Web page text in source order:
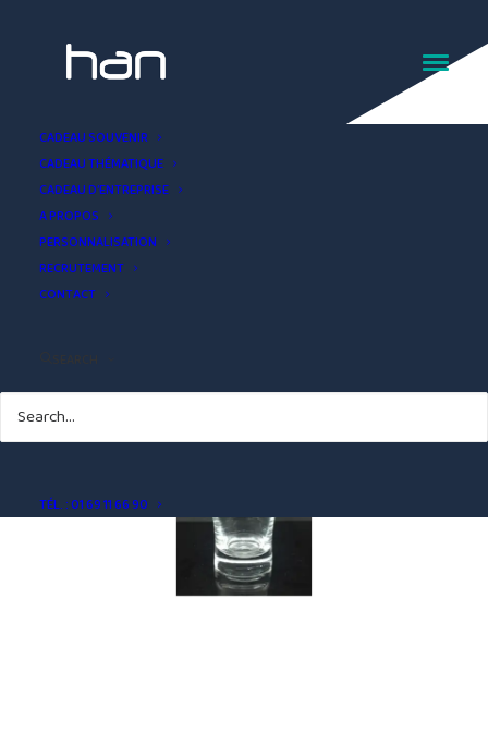
CADEAU SOUVENIR
CADEAU THÉMATIQUE
CADEAU D’ENTREPRISE
A PROPOS
PERSONNALISATION
RECRUTEMENT
CONTACT
TÉL. : 01 69 11 66 90
Verre à bière souvenir
triskell Bretagne